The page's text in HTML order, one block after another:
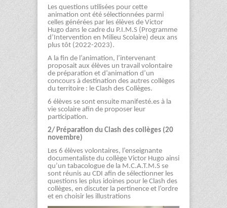
Les questions utilisées pour cette
animation ont été sélectionnées parmi
celles générées par les élèves de Victor
Hugo dans le cadre du P.I.M.S (Programme
d’Intervention en Milieu Scolaire) deux ans
plus tôt (2022-2023).
A la fin de l’animation, l’intervenant
proposait aux élèves un travail volontaire
de préparation et d’animation d’un
concours à destination des autres collèges
du territoire : le Clash des Collèges.
6 élèves se sont ensuite manifesté.es à la
vie scolaire afin de proposer leur
participation.
2/ Préparation du Clash des collèges (20
novembre)
Les 6 élèves volontaires, l’enseignante
documentaliste du collège Victor Hugo ainsi
qu’un tabacologue de la M.C.A.T.M.S se
sont réunis au CDI afin de sélectionner les
questions les plus idoines pour le Clash des
collèges, en discuter la pertinence et l’ordre
et en choisir les illustrations